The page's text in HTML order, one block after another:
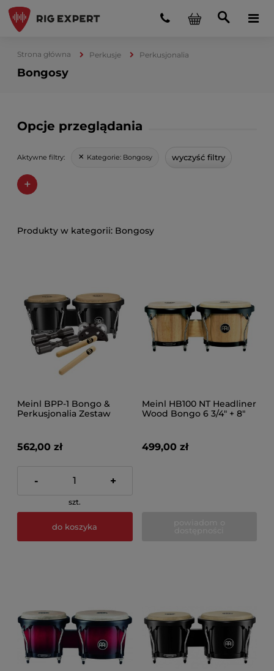
Strona główna Perkusje Perkusjonalia
Bongosy
Opcje przeglądania
Aktywne filtry: Kategorie: Bongosy wyczyść filtry
+
Bongosy
Meinl BPP-1 Bongo &
Perkusjonalia Zestaw
562,00 zł
- +
szt.
do koszyka
Meinl HB100 NT Headliner
Wood Bongo 6 3/4" + 8"
499,00 zł